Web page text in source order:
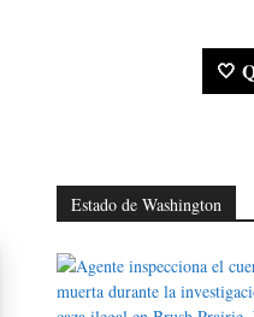
🤍
Estado de Washington